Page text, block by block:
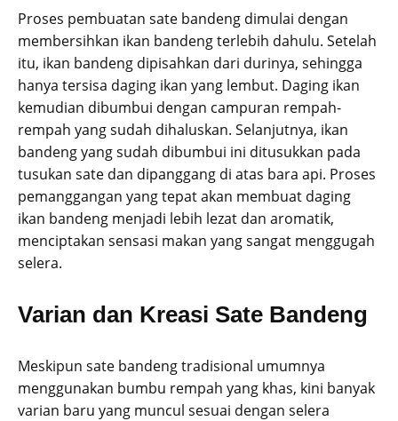
Proses pembuatan sate bandeng dimulai dengan
membersihkan ikan bandeng terlebih dahulu. Setelah
itu, ikan bandeng dipisahkan dari durinya, sehingga
hanya tersisa daging ikan yang lembut. Daging ikan
kemudian dibumbui dengan campuran rempah-
rempah yang sudah dihaluskan. Selanjutnya, ikan
bandeng yang sudah dibumbui ini ditusukkan pada
tusukan sate dan dipanggang di atas bara api. Proses
pemanggangan yang tepat akan membuat daging
ikan bandeng menjadi lebih lezat dan aromatik,
menciptakan sensasi makan yang sangat menggugah
selera.
Varian dan Kreasi Sate Bandeng
Meskipun sate bandeng tradisional umumnya
menggunakan bumbu rempah yang khas, kini banyak
varian baru yang muncul sesuai dengan selera